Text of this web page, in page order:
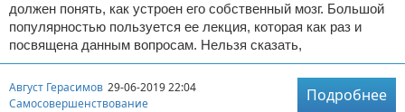
должен понять, как устроен его собственный мозг. Большой
популярностью пользуется ее лекция, которая как раз и
посвящена данным вопросам. Нельзя сказать,
Август Герасимов 29-06-2019 22:04
Самосовершенствование
Подробнее